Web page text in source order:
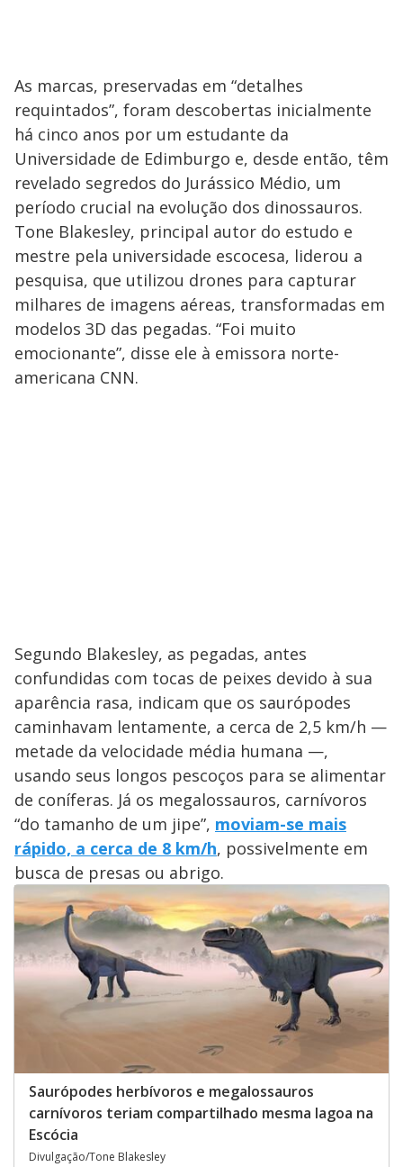
As marcas, preservadas em “detalhes
requintados”, foram descobertas inicialmente
há cinco anos por um estudante da
Universidade de Edimburgo e, desde então, têm
revelado segredos do Jurássico Médio, um
período crucial na evolução dos dinossauros.
Tone Blakesley, principal autor do estudo e
mestre pela universidade escocesa, liderou a
pesquisa, que utilizou drones para capturar
milhares de imagens aéreas, transformadas em
modelos 3D das pegadas. “Foi muito
emocionante”, disse ele à emissora norte-
americana CNN.
Segundo Blakesley, as pegadas, antes
confundidas com tocas de peixes devido à sua
aparência rasa, indicam que os saurópodes
caminhavam lentamente, a cerca de 2,5 km/h —
metade da velocidade média humana —,
usando seus longos pescoços para se alimentar
de coníferas. Já os megalossauros, carnívoros
“do tamanho de um jipe”, moviam-se mais
rápido, a cerca de 8 km/h, possivelmente em
busca de presas ou abrigo.
Saurópodes herbívoros e megalossauros
carnívoros teriam compartilhado mesma lagoa na
Escócia
Divulgação/Tone Blakesley